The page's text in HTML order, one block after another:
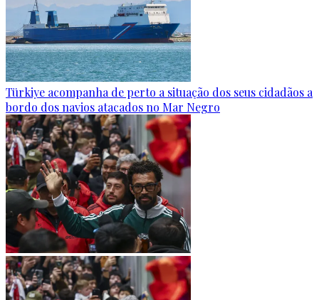
Türkiye acompanha de perto a situação dos seus cidadãos a
bordo dos navios atacados no Mar Negro